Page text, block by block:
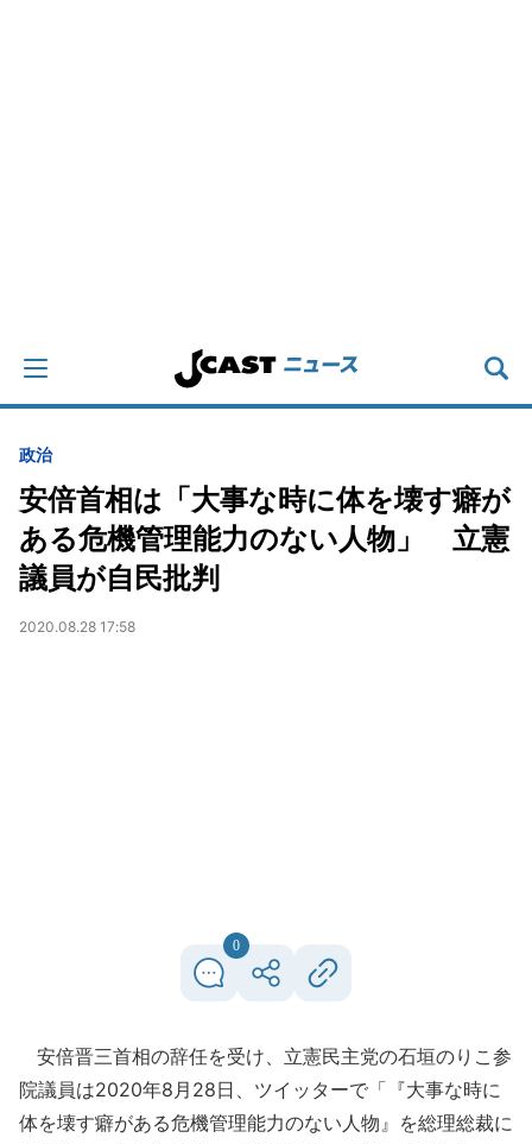
政治
安倍首相は「大事な時に体を壊す癖が
ある危機管理能力のない人物」 立憲
議員が自民批判
2020.08.28 17:58
0
安倍晋三首相の辞任を受け、立憲民主党の石垣のりこ参
院議員は2020年8月28日、ツイッターで「『大事な時に
体を壊す癖がある危機管理能力のない人物』を総理総裁に